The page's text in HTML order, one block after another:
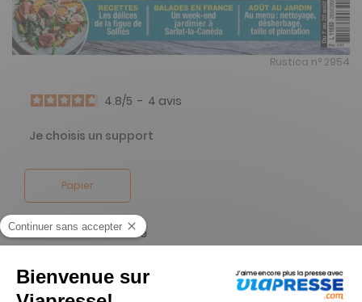
Rustica n° 2954
4.8/5 - 4 avis
Je choisis un support
Papier
Je choisis une durée
-54%
Abonnement 1 an